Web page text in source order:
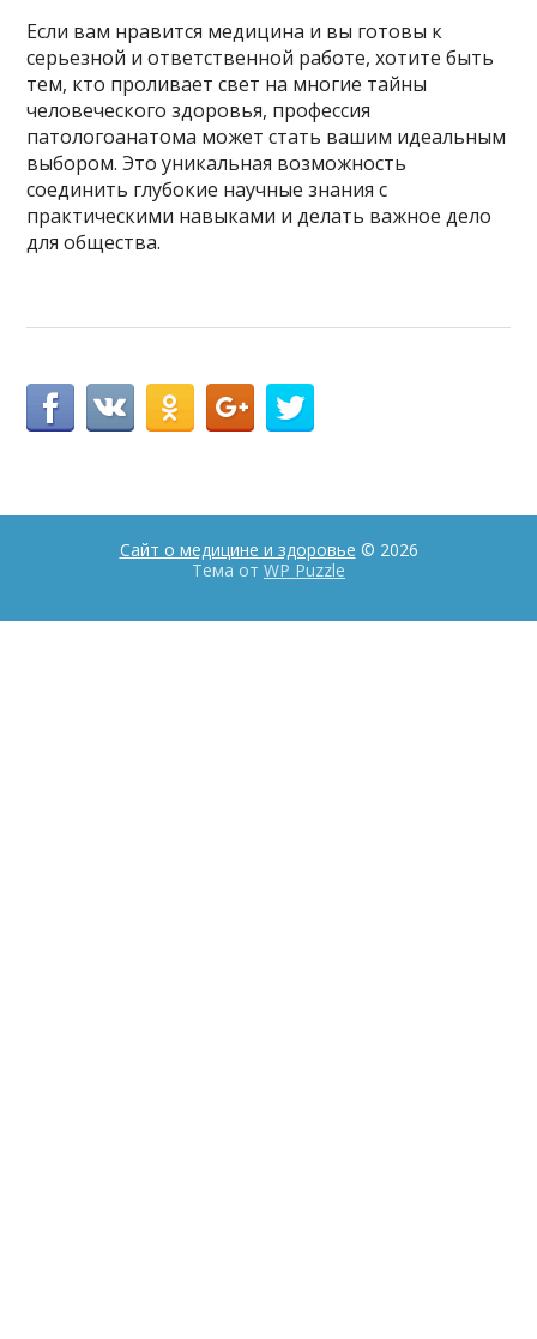
Если вам нравится медицина и вы готовы к
серьезной и ответственной работе, хотите быть
тем, кто проливает свет на многие тайны
человеческого здоровья, профессия
патологоанатома может стать вашим идеальным
выбором. Это уникальная возможность
соединить глубокие научные знания с
практическими навыками и делать важное дело
для общества.
Сайт о медицине и здоровье © 2026
Тема от WP Puzzle